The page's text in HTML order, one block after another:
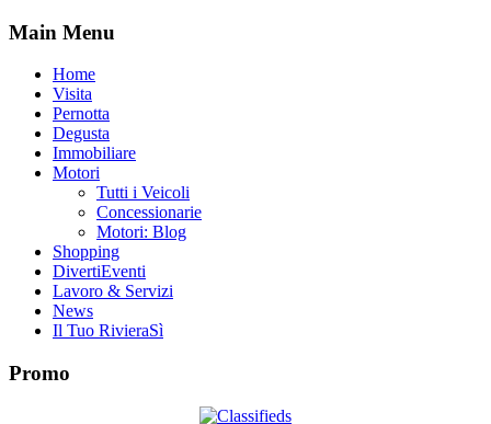
Main Menu
Home
Visita
Pernotta
Degusta
Immobiliare
Motori
Tutti i Veicoli
Concessionarie
Motori: Blog
Shopping
DivertiEventi
Lavoro & Servizi
News
Il Tuo RivieraSì
Promo